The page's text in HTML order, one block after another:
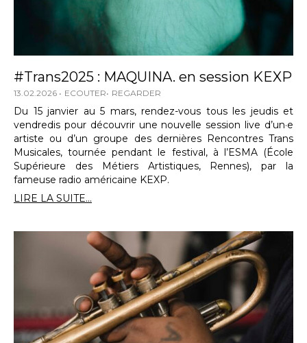
#Trans2025 : MAQUINA. en session KEXP
13.02.2026 ECOUTER REGARDER
Du 15 janvier au 5 mars, rendez-vous tous les jeudis et
vendredis pour découvrir une nouvelle session live d’un·e
artiste ou d’un groupe des dernières Rencontres Trans
Musicales, tournée pendant le festival, à l’ESMA (École
Supérieure des Métiers Artistiques, Rennes), par la
fameuse radio américaine KEXP.
LIRE LA SUITE...